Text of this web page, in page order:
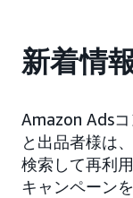
新着情
Amazon Ads
と出品者様は
検索して再利用
キャンペーン